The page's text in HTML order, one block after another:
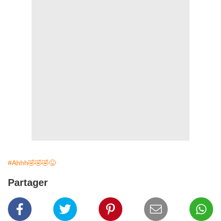
#Ahhh🤣🤣🤣😜
Partager